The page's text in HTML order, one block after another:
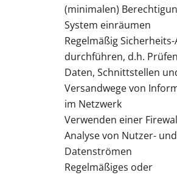
(minimalen)
System einräumen
Regelmäßig
durchführen, d.h.
Daten, Schnittstellen
Versandwege von
im Netzwerk
Verwenden einer
Analyse von Nutzer- und
Datenströmen
Regelmäßiges oder